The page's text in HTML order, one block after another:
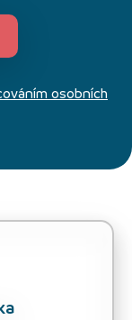
osobních